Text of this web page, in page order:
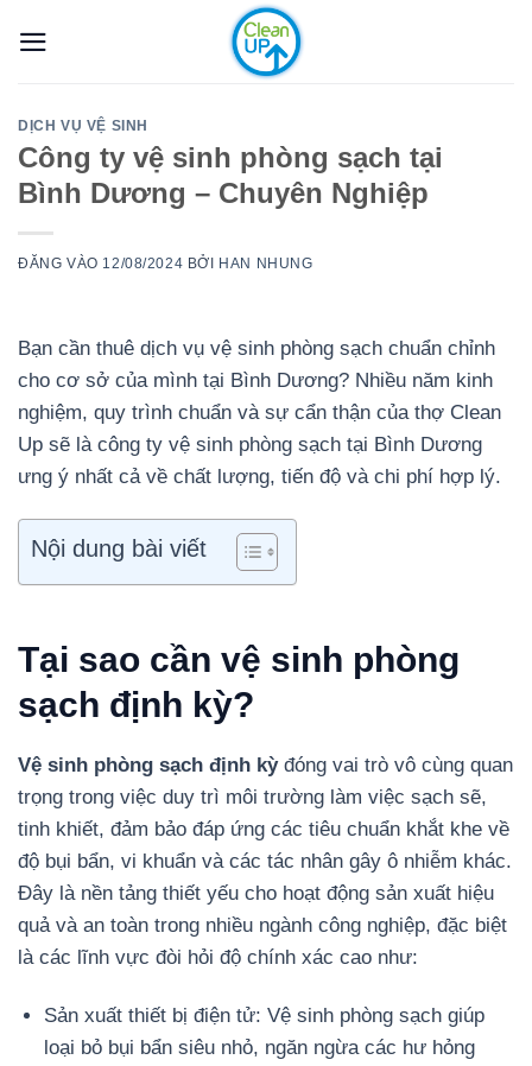
qua
DỊCH VỤ VỆ SINH
Công ty vệ sinh phòng sạch tại
Bình Dương – Chuyên Nghiệp
ĐĂNG VÀO 12/08/2024 BỞI HAN NHUNG
Bạn cần thuê dịch vụ vệ sinh phòng sạch chuẩn chỉnh
cho cơ sở của mình tại Bình Dương? Nhiều năm kinh
nghiệm, quy trình chuẩn và sự cẩn thận của thợ Clean
Up sẽ là công ty vệ sinh phòng sạch tại Bình Dương
ưng ý nhất cả về chất lượng, tiến độ và chi phí hợp lý.
Nội dung bài viết
Tại sao cần vệ sinh phòng
sạch định kỳ?
Vệ sinh phòng sạch định kỳđóng vai trò vô cùng quan
trọng trong việc duy trì môi trường làm việc sạch sẽ,
tinh khiết, đảm bảo đáp ứng các tiêu chuẩn khắt khe về
độ bụi bẩn, vi khuẩn và các tác nhân gây ô nhiễm khác.
Đây là nền tảng thiết yếu cho hoạt động sản xuất hiệu
quả và an toàn trong nhiều ngành công nghiệp, đặc biệt
là các lĩnh vực đòi hỏi độ chính xác cao như:
Sản xuất thiết bị điện tử: Vệ sinh phòng sạch giúp
loại bỏ bụi bẩn siêu nhỏ, ngăn ngừa các hư hỏng